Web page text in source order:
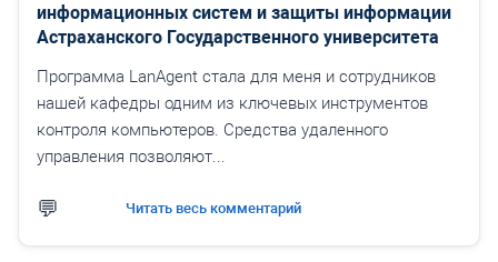
информационных систем и защиты информации
Астраханского Государственного университета
Программа LanAgent стала для меня и сотрудников
нашей кафедры одним из ключевых инструментов
контроля компьютеров. Средства удаленного
управления позволяют...
Читать весь комментарий